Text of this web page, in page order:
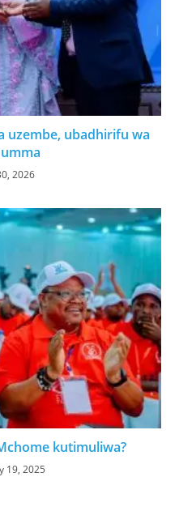
uzembe, ubadhirifu wa
2026
kutimuliwa?
19, 2025